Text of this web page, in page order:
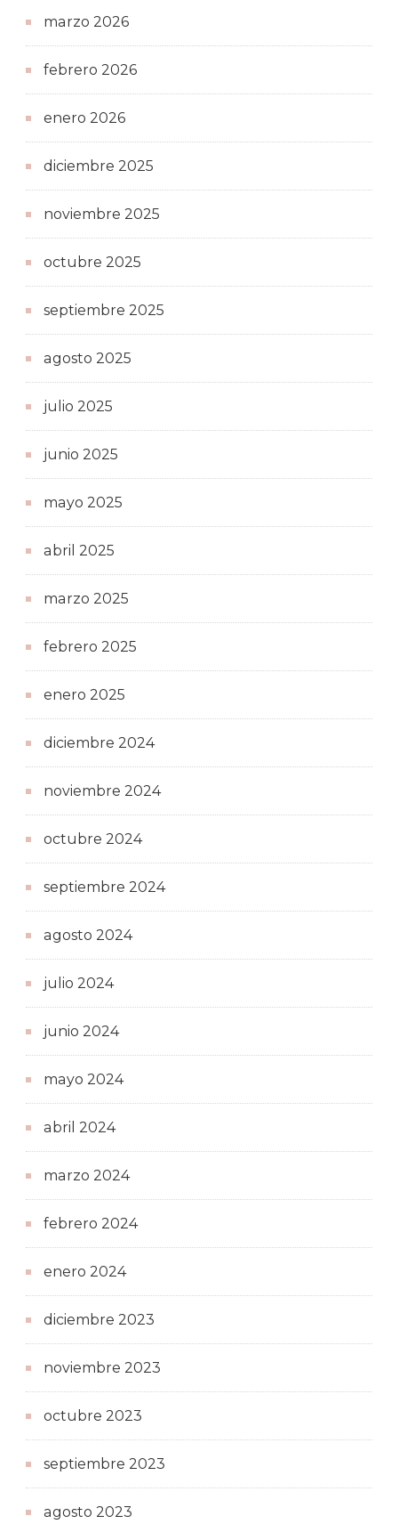
marzo 2026
febrero 2026
enero 2026
diciembre 2025
noviembre 2025
octubre 2025
septiembre 2025
agosto 2025
julio 2025
junio 2025
mayo 2025
abril 2025
marzo 2025
febrero 2025
enero 2025
diciembre 2024
noviembre 2024
octubre 2024
septiembre 2024
agosto 2024
julio 2024
junio 2024
mayo 2024
abril 2024
marzo 2024
febrero 2024
enero 2024
diciembre 2023
noviembre 2023
octubre 2023
septiembre 2023
agosto 2023